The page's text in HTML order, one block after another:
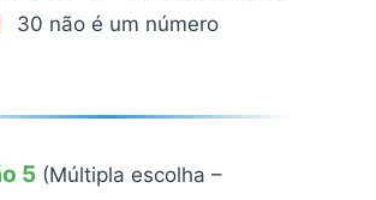
30 não é um número
5 (Múltipla escolha –